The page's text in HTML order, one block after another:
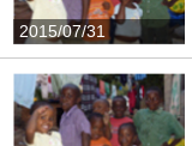
2015/07/31